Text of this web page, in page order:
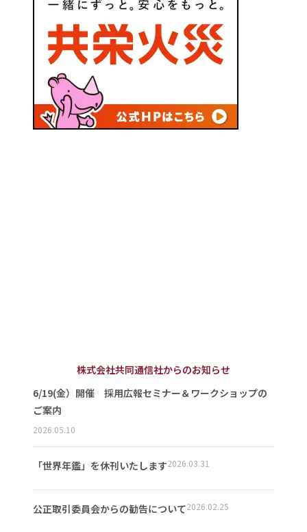
株式会社共同通信社からのお知らせ
6/19(金）開催 採用広報セミナー＆ワークショップの
ご案内
2026.05.10
「世界年鑑」を休刊いたします2026.03.31
公正取引委員会からの勧告について2026.02.25